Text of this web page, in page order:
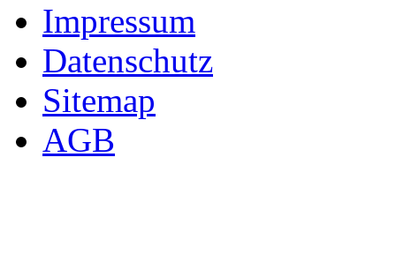
Impressum
Datenschutz
Sitemap
AGB